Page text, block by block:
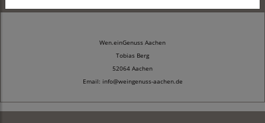
Wen.einGenuss Aachen
Tobias Berg
52064 Aachen
Email: info@weingenuss-aachen.de